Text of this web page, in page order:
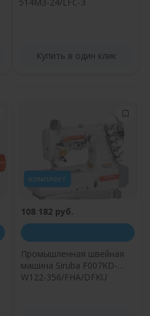
Купить в один клик
комплект
108 182 руб.
Промышленная швейная
машина Siruba F007KD-
W122-356/FHA/DFKU